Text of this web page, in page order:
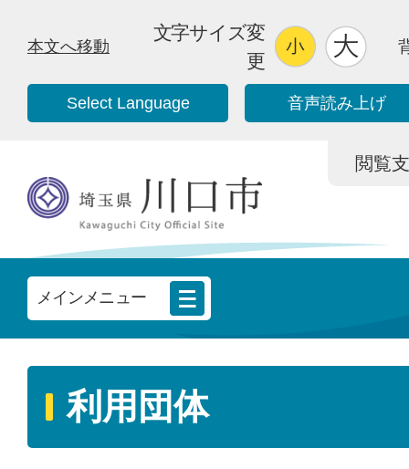
本文へ移動
文字サイズ変
更
Select Language 音声読み上げ
閲覧
メインメニュー
利用団体